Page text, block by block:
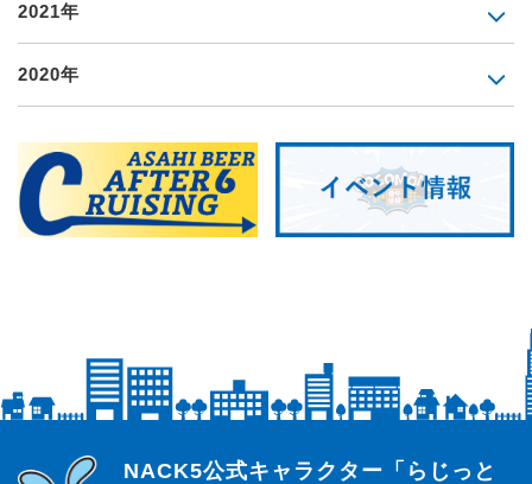
2021年
2020年
らじっと君
NACK5公式キャラクター「らじっと